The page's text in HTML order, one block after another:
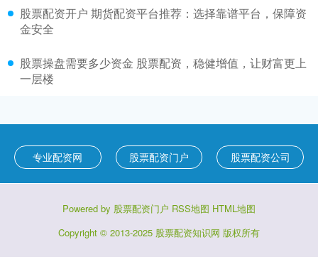
股票配资开户 期货配资平台推荐：选择靠谱平台，保障资
金安全
股票操盘需要多少资金 股票配资，稳健增值，让财富更上
一层楼
专业配资网 股票配资门户 股票配资公司
Powered by 股票配资门户 RSS地图 HTML地图
Copyright © 2013-2025 股票配资知识网 版权所有